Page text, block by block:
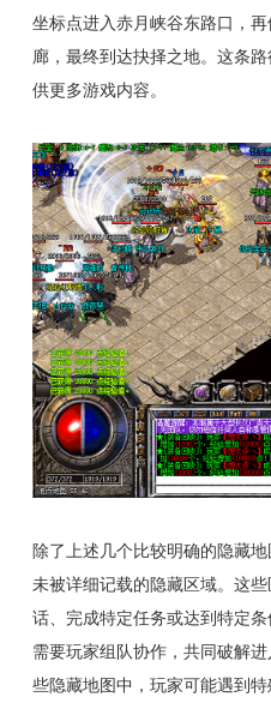
坐标点进入赤月峡谷东路口，
廊，最终到达抉择之地。这条
供更多游戏内容。
除了上述几个比较明确的隐藏
未被详细记载的隐藏区域。这
话、完成特定任务或达到特定
需要玩家组队协作，共同破解
些隐藏地图中，玩家可能遇到